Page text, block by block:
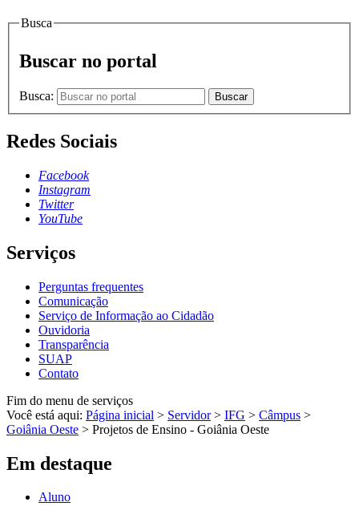
Busca
Buscar no portal
Busca: Buscar
Redes Sociais
Facebook
Instagram
Twitter
YouTube
Serviços
Perguntas frequentes
Comunicação
Serviço de Informação ao Cidadão
Ouvidoria
Transparência
SUAP
Contato
Fim do menu de serviços
Você está aqui: Página inicial > Servidor > IFG > Câmpus >
Goiânia Oeste > Projetos de Ensino - Goiânia Oeste
Em destaque
Aluno